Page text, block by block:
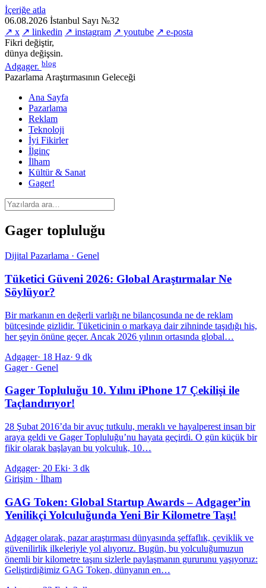
İçeriğe atla
06.08.2026 İstanbul Sayı №32
↗ x ↗ linkedin ↗ instagram ↗ youtube ↗ e-posta
Fikri değiştir,
dünya değişsin.
Adgager. blog
Pazarlama Araştırmasının Geleceği
Ana Sayfa
Pazarlama
Reklam
Teknoloji
İyi Fikirler
İlginç
İlham
Kültür & Sanat
Gager!
Gager topluluğu
Dijital Pazarlama · Genel
Tüketici Güveni 2026: Global Araştırmalar Ne
Söylüyor?
Bir markanın en değerli varlığı ne bilançosunda ne de reklam
bütçesinde gizlidir. Tüketicinin o markaya dair zihninde taşıdığı his,
her şeyin önüne geçer. Ancak 2026 yılının ortasında global…
Adgager· 18 Haz· 9 dk
Gager · Genel
Gager Topluluğu 10. Yılını iPhone 17 Çekilişi ile
Taçlandırıyor!
28 Şubat 2016’da bir avuç tutkulu, meraklı ve hayalperest insan bir
araya geldi ve Gager Topluluğu’nu hayata geçirdi. O gün küçük bir
fikir olarak başlayan bu yolculuk, 10…
Adgager· 20 Eki· 3 dk
Girişim · İlham
GAG Token: Global Startup Awards – Adgager’in
Yenilikçi Yolculuğunda Yeni Bir Kilometre Taşı!
Adgager olarak, pazar araştırması dünyasında şeffaflık, çeviklik ve
güvenilirlik ilkeleriyle yol alıyoruz. Bugün, bu yolculuğumuzun
önemli bir kilometre taşını sizlerle paylaşmanın gururunu yaşıyoruz:
Geliştirdiğimiz GAG Token, dünyanın en…